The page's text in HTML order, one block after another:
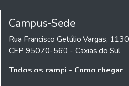
Campus-Sede
Rua Francisco Getúlio Vargas, 1130
CEP 95070-560 - Caxias do Sul
Todos os campi - Como chegar